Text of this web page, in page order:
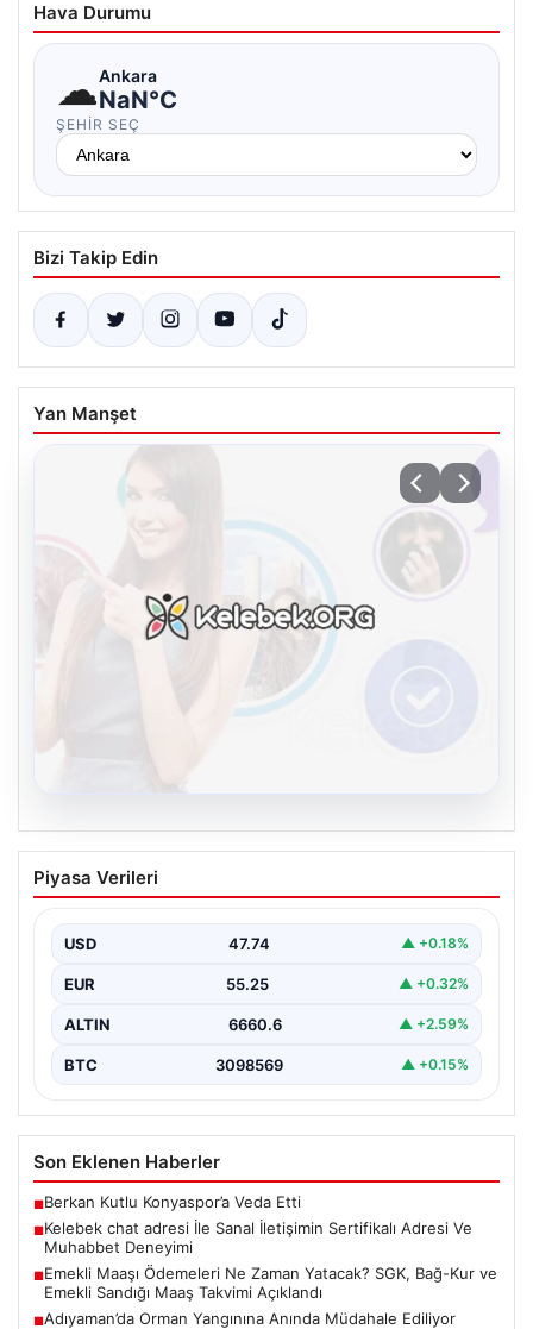
Hava Durumu
☁Ankara
NaN°C
ŞEHIR SEÇ
Bizi Takip Edin
Yan Manşet
Kelebek chat adresi İle Sanal İletişimin
Sertifikalı Adresi Ve Muhabbet
İnternet dünyasında kullanıcıların seviyeli bir şekilde
Günümüzde çeşitli…
Piyasa Verileri
USD 47.74 ▲ +0.18%
EUR 55.25 ▲ +0.32%
ALTIN 6660.6 ▲ +2.59%
BTC 3098569 ▲ +0.15%
Son Eklenen Haberler
■Berkan Kutlu Konyaspor’a Veda Etti
■Kelebek chat adresi İle Sanal İletişimin Sertifikalı Adresi Ve
Muhabbet Deneyimi
■Emekli Maaşı Ödemeleri Ne Zaman Yatacak? SGK, Bağ-Kur ve
Emekli Sandığı Maaş Takvimi Açıklandı
■Adıyaman’da Orman Yangınına Anında Müdahale Ediliyor